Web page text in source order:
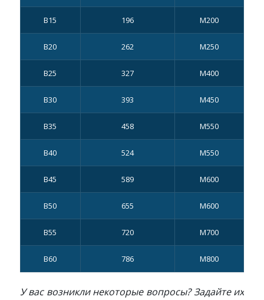
В15 196 М200
В20 262 М250
В25 327 М400
В30 393 М450
В35 458 М550
В40 524 М550
В45 589 М600
B50 655 М600
В55 720 М700
В60 786 М800
У вас возникли некоторые вопросы? Задайте их